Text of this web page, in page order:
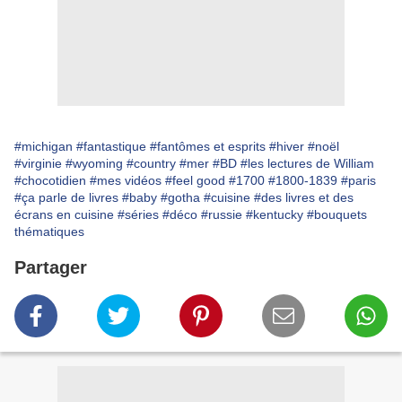
#michigan #fantastique #fantômes et esprits #hiver #noël
#virginie #wyoming #country #mer #BD #les lectures de William
#chocotidien #mes vidéos #feel good #1700 #1800-1839 #paris
#ça parle de livres #baby #gotha #cuisine #des livres et des
écrans en cuisine #séries #déco #russie #kentucky #bouquets
thématiques
Partager